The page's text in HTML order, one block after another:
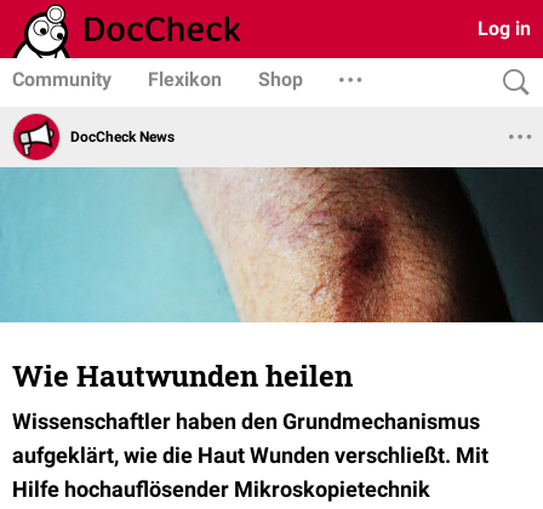
Log in
Community Flexikon Shop
DocCheck News
Wie Hautwunden heilen
Wissenschaftler haben den Grundmechanismus
aufgeklärt, wie die Haut Wunden verschließt. Mit
Hilfe hochauflösender Mikroskopietechnik